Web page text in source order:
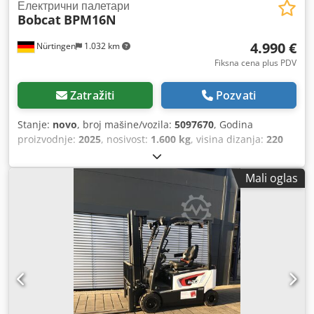
Nürtingen 1.032 km
Електрични палетари
Bobcat BPM16N
4.990 €
Fiksna cena plus PDV
Zatražiti Pozvati
Stanje: novo, broj mašine/vozila: 5097670, Godina
proizvodnje: 2025, nosivost: 1.600 kg, visina dizanja: 220
600 mm
tip jarma:ostalo, građevinska visina:1.300 mm, napon
1.150 mm
, ukupna težina:
, 5097670 Serijski broj: OBWN3-0000 Cedpfsytldgex
Ab Sjrf Podaci o bateriji: 25,6V 150Ah
Mali oglas